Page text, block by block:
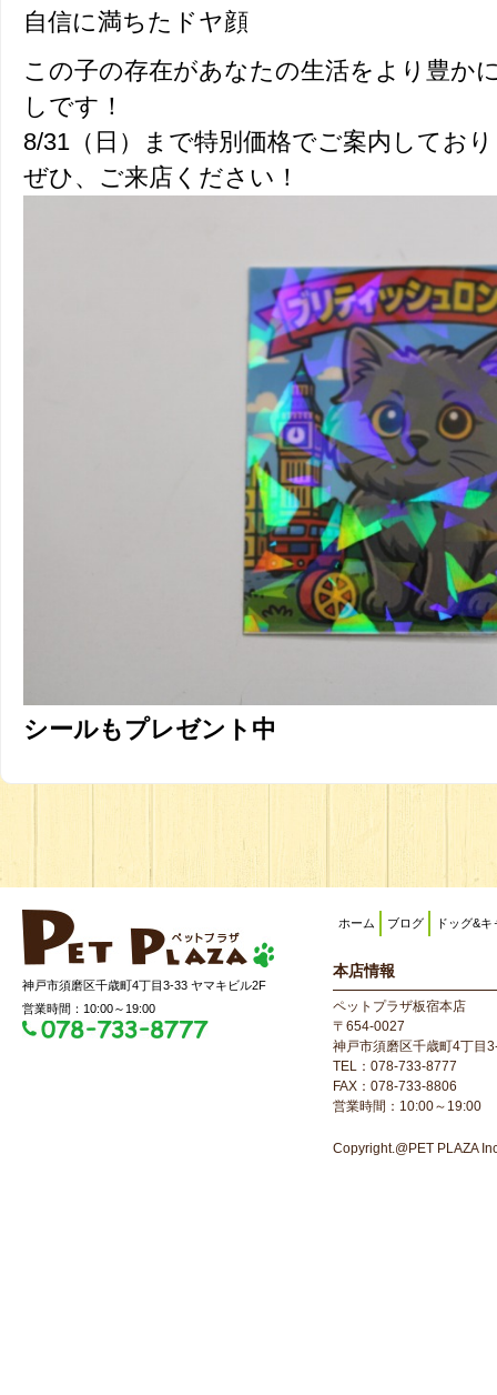
自信に満ちたドヤ顔
この子の存在があなたの生活をより豊か
しです！
8/31（日）まで特別価格でご案内してお
ぜひ、ご来店ください！
シールもプレゼント中
神戸市須磨区千歳町4丁目3-33 ヤマキビル2F
営業時間：10:00～19:00
ホーム ブログ ドッグ&キ
本店情報
ペットプラザ板宿本店
〒654-0027
神戸市須磨区千歳町4丁目
TEL：078-733-8777
FAX：078-733-8806
営業時間：10:00～19:00
Copyright.@PET PLAZA